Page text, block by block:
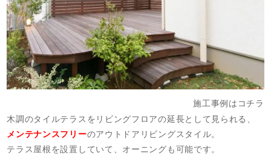
施工事例はコチラ
木調のタイルテラスをリビングフロアの延長として見られる、
メンテナンスフリーのアウトドアリビングスタイル。
テラス屋根を設置していて、オーニングも可能です。